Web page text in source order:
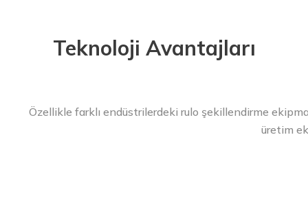
Teknoloji Avantajları
Özellikle farklı endüstrilerdeki rulo şekillendirme
üretim